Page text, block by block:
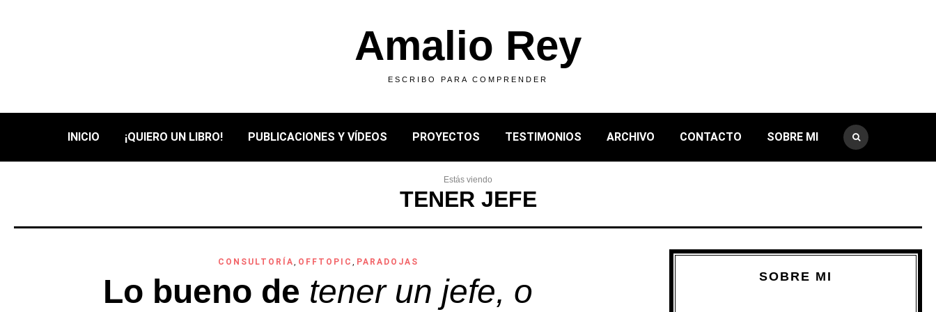
Amalio Rey
ESCRIBO PARA COMPRENDER
INICIO ¡QUIERO UN LIBRO! PUBLICACIONES Y VÍDEOS PROYECTOS TESTIMONIOS ARCHIVO CONTACTO SOBRE MI
Estás viendo
TENER JEFE
CONSULTORÍA, OFFTOPIC , PARADOJAS
Lo bueno de tener un jefe, o
SOBRE MI